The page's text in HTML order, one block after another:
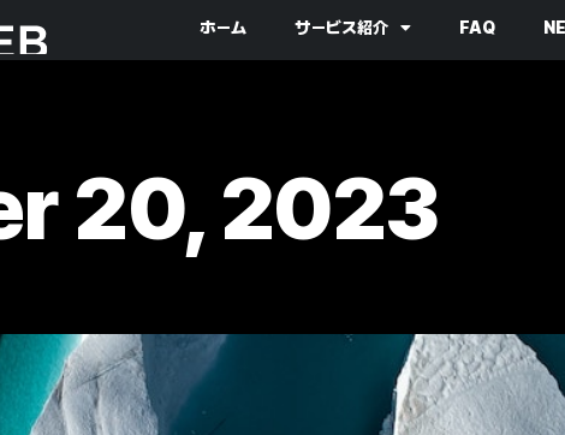
ホーム サービス紹介 FAQ
20, 2023